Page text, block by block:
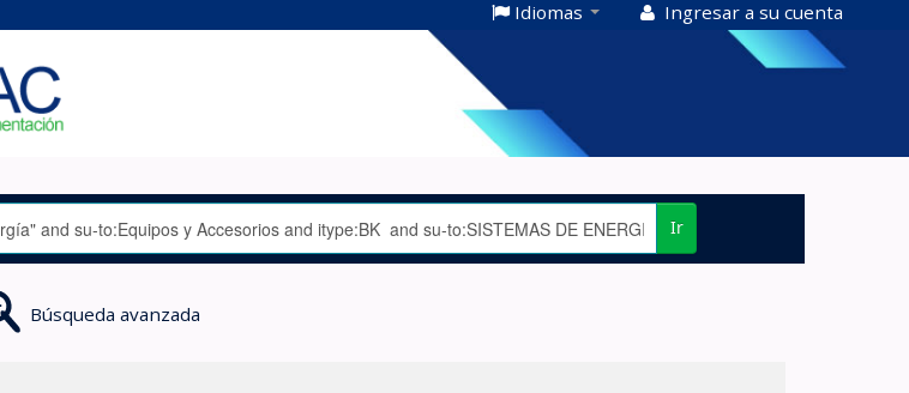
Idiomas Ingresar a su cuenta
Ir
Búsqueda avanzada